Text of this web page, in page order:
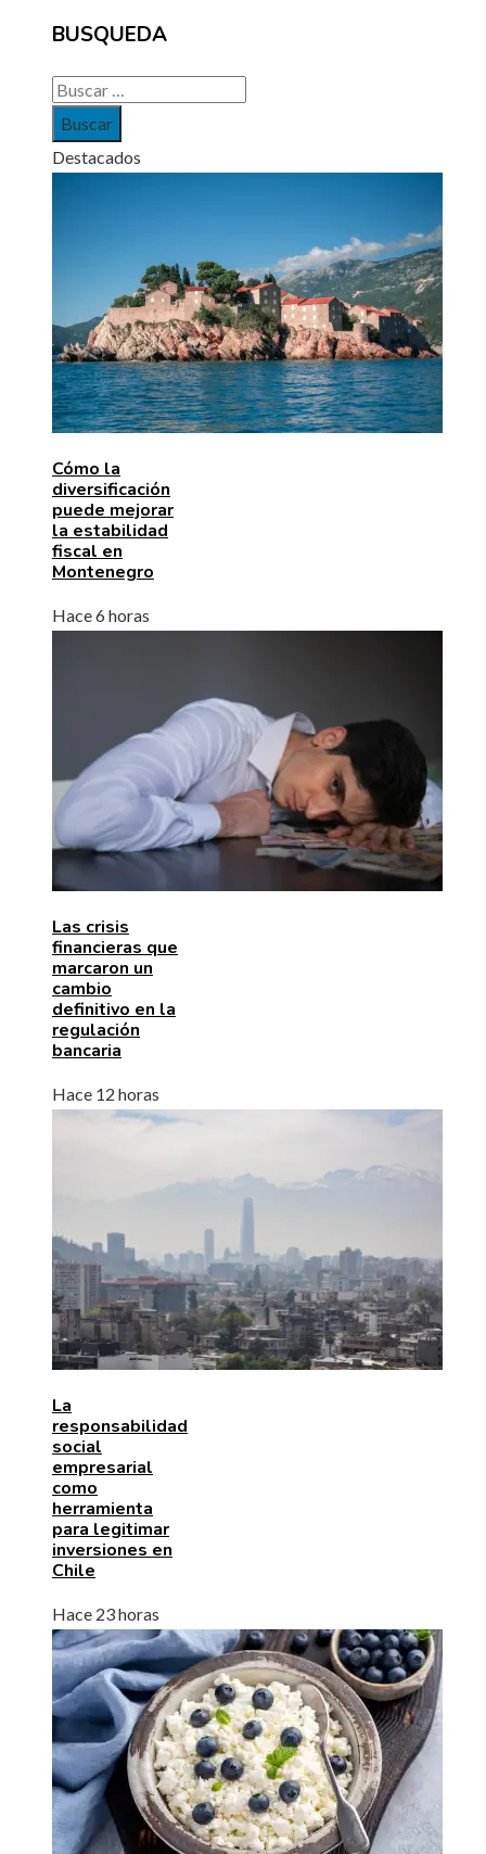
BUSQUEDA
Buscar:
Destacados
Cómo la
diversificación
puede mejorar
la estabilidad
fiscal en
Montenegro
Hace 6 horas
Las crisis
financieras que
marcaron un
cambio
definitivo en la
regulación
bancaria
Hace 12 horas
La
responsabilidad
social
empresarial
como
herramienta
para legitimar
inversiones en
Chile
Hace 23 horas